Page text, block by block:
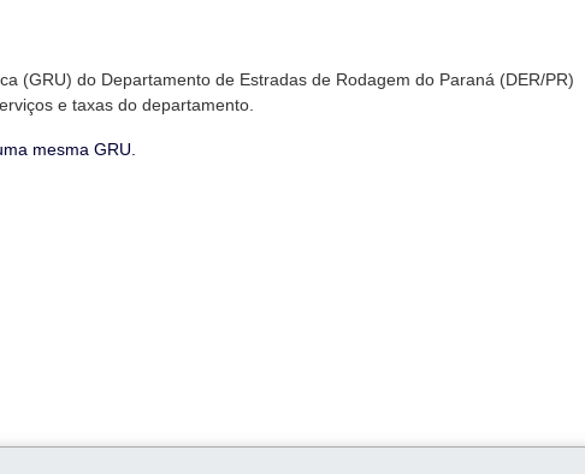
(GRU) do Departamento de Estradas de Rodagem do Paraná (DER/PR)
e taxas do departamento.
mesma GRU.
Cadastro Nacional de Pessoa Jurídica (CNPJ) ou ainda o Registro junto ao